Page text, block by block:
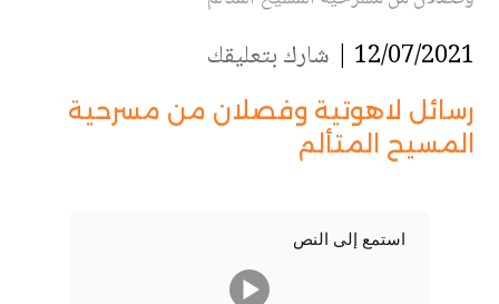
12/07/2021 | شارك بتعليقك
رسائل لاهوتية وفصلان من مسرحية
المسيح المتألم
استمع إلى النص